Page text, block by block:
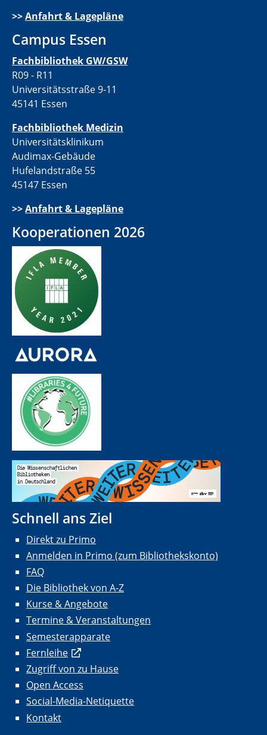
>>Anfahrt & Lagepläne
Campus Essen
Fachbibliothek GW/GSW
R09 - R11
Universitätsstraße 9-11
45141 Essen
Fachbibliothek Medizin
Universitätsklinikum
Audimax-Gebäude
Hufelandstraße 55
45147 Essen
>>Anfahrt & Lagepläne
Kooperationen 2026
Schnell ans Ziel
Direkt zu Primo
Anmelden in Primo (zum Bibliothekskonto)
FAQ
Die Bibliothek von A-Z
Kurse & Angebote
Termine & Veranstaltungen
Semesterapparate
Fernleihe
Zugriff von zu Hause
Open Access
Social-Media-Netiquette
Kontakt